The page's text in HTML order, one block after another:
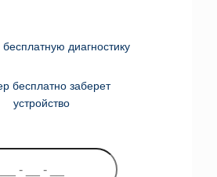
диагностику
бесплатно заберет
устройство